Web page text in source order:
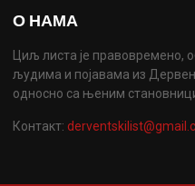
О НАМА
Циљ листа је правовремено,
људима и појавама из
односно са њеним
Контакт: